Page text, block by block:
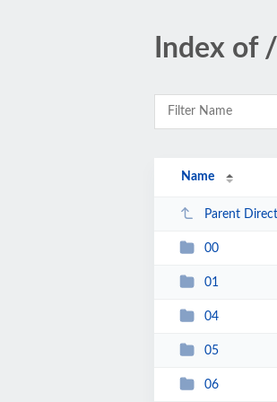
Index of
Name
Parent
00
01
04
05
06